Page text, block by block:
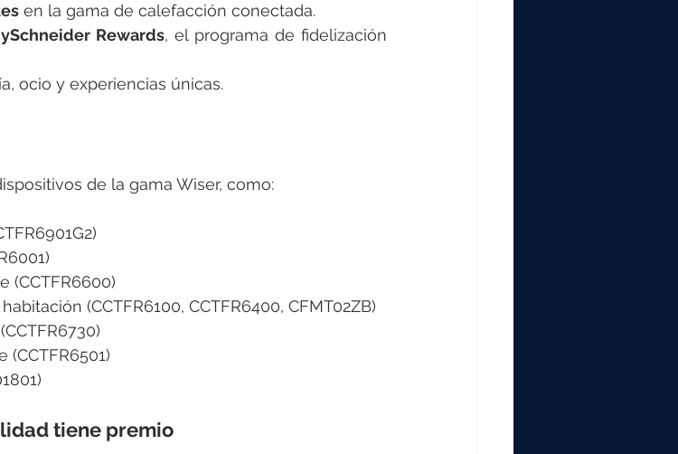
en la gama de calefacción conectada.
Rewards, el programa de fidelización
ocio y experiencias únicas.
de la gama Wiser, como:
(CCTFR6600)
(CCTFR6100, CCTFR6400, CFMT02ZB)
tiene premio